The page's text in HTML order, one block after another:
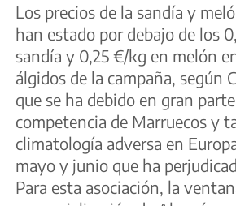
Los precios de la sandía y
han estado por debajo de los
sandía y 0,25 €/kg en melón
álgidos de la campaña, según
que se ha debido en gran
competencia de Marruecos y
climatología adversa en
mayo y junio que ha
Para esta asociación, la